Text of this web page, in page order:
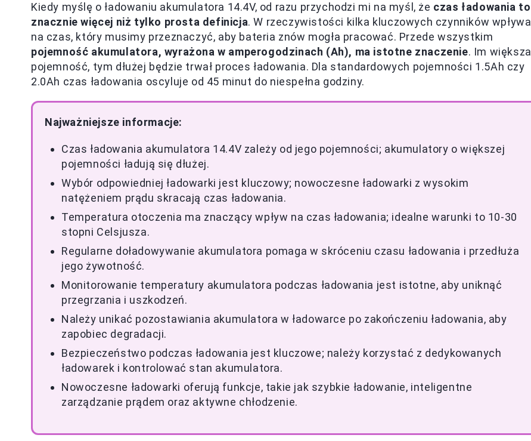
Kiedy myślę o ładowaniu akumulatora 14.4V, od razu przychodzi mi na myśl, że czas ładowania to
znacznie więcej niż tylko prosta definicja. W rzeczywistości kilka kluczowych czynników wpływa
na czas, który musimy przeznaczyć, aby bateria znów mogła pracować. Przede wszystkim
pojemność akumulatora, wyrażona w amperogodzinach (Ah), ma istotne znaczenie. Im większa
pojemność, tym dłużej będzie trwał proces ładowania. Dla standardowych pojemności 1.5Ah czy
2.0Ah czas ładowania oscyluje od 45 minut do niespełna godziny.
Najważniejsze informacje:
Czas ładowania akumulatora 14.4V zależy od jego pojemności; akumulatory o większej
pojemności ładują się dłużej.
Wybór odpowiedniej ładowarki jest kluczowy; nowoczesne ładowarki z wysokim
natężeniem prądu skracają czas ładowania.
Temperatura otoczenia ma znaczący wpływ na czas ładowania; idealne warunki to 10-30
stopni Celsjusza.
Regularne doładowywanie akumulatora pomaga w skróceniu czasu ładowania i przedłuża
jego żywotność.
Monitorowanie temperatury akumulatora podczas ładowania jest istotne, aby uniknąć
przegrzania i uszkodzeń.
Należy unikać pozostawiania akumulatora w ładowarce po zakończeniu ładowania, aby
zapobiec degradacji.
Bezpieczeństwo podczas ładowania jest kluczowe; należy korzystać z dedykowanych
ładowarek i kontrolować stan akumulatora.
Nowoczesne ładowarki oferują funkcje, takie jak szybkie ładowanie, inteligentne
zarządzanie prądem oraz aktywne chłodzenie.